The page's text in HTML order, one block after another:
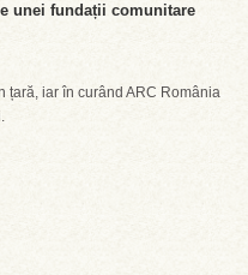
unei fundații comunitare
țară, iar în curând ARC România